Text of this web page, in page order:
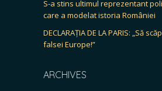
S-a stins ultimul reprezentant
care a modelat istoria României
DECLARAȚIA DE LA PARIS: „Să
falsei Europe!”
ARCHIVES